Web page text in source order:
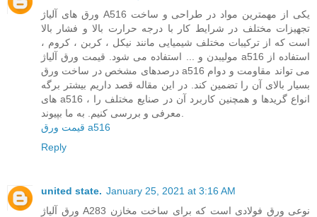
ورق های آلیاژ A516 یکی از مهمترین مواد در طراحی و ساخت
تجهیزات مختلف در شرایط کار با درجه حرارت بالا و فشار بالا
است که از ترکیبات مختلف شیمیایی مانند نیکل ، کربن ، کروم ،
مولیبدن و ... استفاده می شود. قیمت ورق آلیاژ a516 استفاده از
درصدهای مشخص در ساخت ورق a516 می تواند مقاومت و دوام
بسیار بالای آن را تضمین کند. در این مقاله قصد داریم بیشتر برگه
های a516 ، انواع گریدها و همچنین کاربرد آن در صنایع مختلف را
قیمت ورق a516
Reply
united state. January 25, 2021 at 3:16 AM
ورق آلیاژ A283 نوعی ورق فولادی است که برای ساخت مخازن